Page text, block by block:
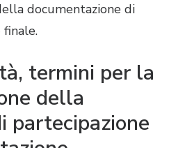
documentazione di
finale.
termini per la
della
partecipazione